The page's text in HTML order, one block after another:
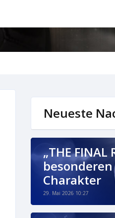
Neueste
„THE FINAL
Charakter
29. Mai 2026 10:27